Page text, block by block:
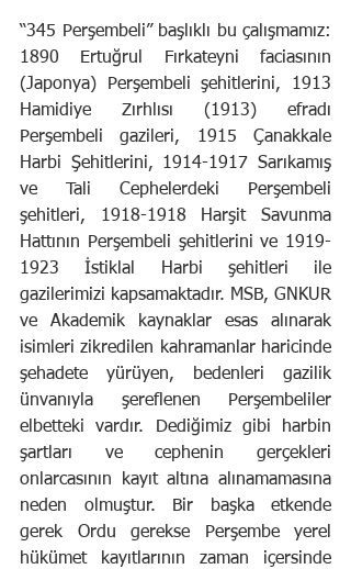
“345 Perşembeli” başlıklı bu çalışmamız:
1890 Ertuğrul Fırkateyni faciasının
(Japonya) Perşembeli şehitlerini, 1913
Hamidiye Zırhlısı (1913) efradı
Perşembeli gazileri, 1915 Çanakkale
Harbi Şehitlerini, 1914-1917 Sarıkamış
ve Tali Cephelerdeki Perşembeli
şehitleri, 1918-1918 Harşit Savunma
Hattının Perşembeli şehitlerini ve 1919-
1923 İstiklal Harbi şehitleri ile
gazilerimizi kapsamaktadır. MSB, GNKUR
ve Akademik kaynaklar esas alınarak
isimleri zikredilen kahramanlar haricinde
şehadete yürüyen, bedenleri gazilik
ünvanıyla şereflenen Perşembeliler
elbetteki vardır. Dediğimiz gibi harbin
şartları ve cephenin gerçekleri
onlarcasının kayıt altına alınamamasına
neden olmuştur. Bir başka etkende
gerek Ordu gerekse Perşembe yerel
hükümet kayıtlarının zaman içersinde